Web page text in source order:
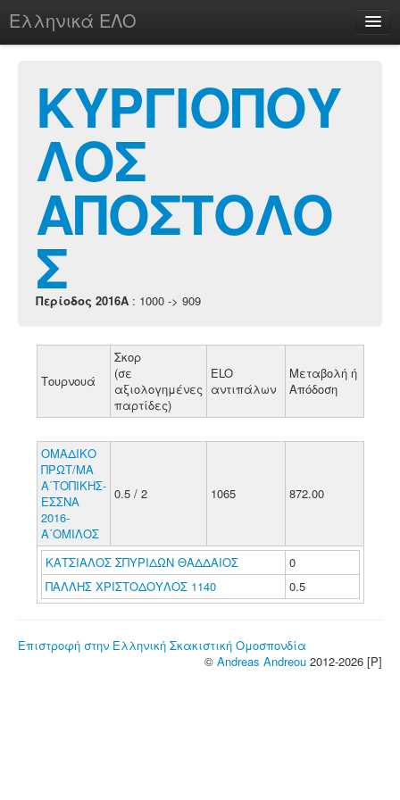
Ελληνικά ΕΛΟ
chesstu.be @ discord
Login
ΚΥΡΓΙΟΠΟΥ
ΛΟΣ
ΑΠΟΣΤΟΛΟ
Σ
Περίοδος 2016A : 1000 -> 909
Τουρνουά
Σκορ
(σε
αξιολογημένες
παρτίδες)
ELO
αντιπάλων
Μεταβολή ή
Απόδοση
ΟΜΑΔΙΚΟ
ΠΡΩΤ/ΜΑ
Α΄ΤΟΠΙΚΗΣ-
ΕΣΣΝΑ
2016-
Α΄ΟΜΙΛΟΣ
0.5 / 2 1065 872.00
ΚΑΤΣΙΑΛΟΣ ΣΠΥΡΙΔΩΝ ΘΑΔΔΑΙΟΣ
0
ΠΑΛΛΗΣ ΧΡΙΣΤΟΔΟΥΛΟΣ 1140
0.5
Επιστροφή στην Ελληνική Σκακιστική Ομοσπονδία
© Andreas Andreou 2012-2026 [P]